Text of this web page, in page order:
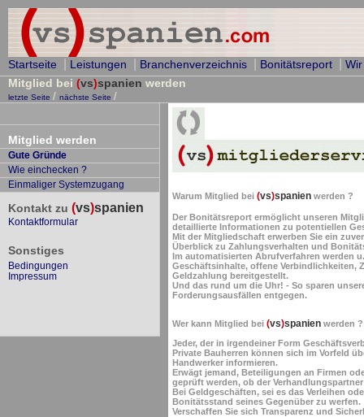
Startseite Leistungen Branchenverzeichnis Bonitätsreport
Mitglied bei (vs)spanien werden
letzte Seite / nächste Seite /
Mitglied werden
Gute Gründe
Wie einchecken ?
Einmaliger Systemzugang
Kontakt zu (vs)spanien
Kontaktformular
Sonstiges
Bedingungen
Impressum
Warum Mitglied bei (vs)spanien werden ?
Der Bonitätsreport ermöglicht unseren
detaillierte Informationen zu potentiellen
Mit der Mitgliedschaft erwerben Sie ein
Überblick zu Zahlungsverhalten und
Im automatisierten Abrufverfahren werden
Geschäftsinhalte, offene Verbindlichkeiten,
Geldzahlung bereitgestellt.
Und das rund um die Uhr! - So sparen
Forderungsausfällen entgegen.
Wer kann Mitglied bei (vs)spanien werden ?
Jeder, der in irgendeiner Form
Private Bauherren können sich im Vorfeld
Handwerker informieren.
Erwägt jemand, Beteiligungen an Firmen
geprüft werden, ob der
Bei Geldgeschäften, sei es das Verleihen
Bonitätsstand seines Gegenüber zu werfen.
Verschaffen Sie sich Transparenz und